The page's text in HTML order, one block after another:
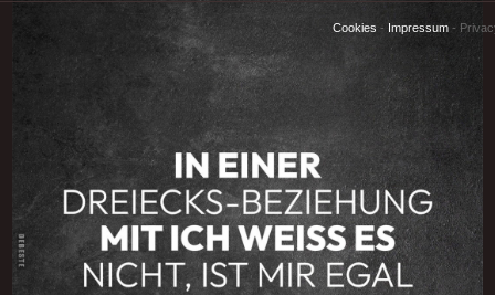
Cookies - Impressum -